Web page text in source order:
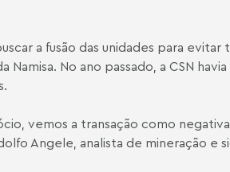
a fusão das unidades para
No ano passado, a CSN
vemos a transação como
Angele, analista de mineração e